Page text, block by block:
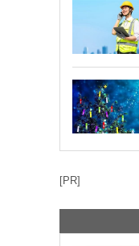
[PR]